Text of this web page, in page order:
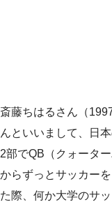
斎藤ちはるさん（
んといいまして、日
2部でQB（クォータ
からずっとサッカー
た際、何か大学のサ